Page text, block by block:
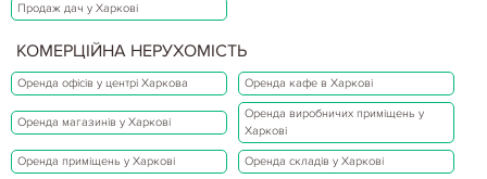
Продаж дач у Харкові
КОМЕРЦІЙНА НЕРУХОМІСТЬ
Оренда офісів у центрі Харкова Оренда кафе в Харкові
Оренда магазинів у Харкові
Оренда виробничих приміщень у
Харкові
Оренда приміщень у Харкові Оренда складів у Харкові